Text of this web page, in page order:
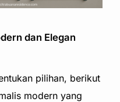
dan Elegan
pilihan, berikut
modern yang